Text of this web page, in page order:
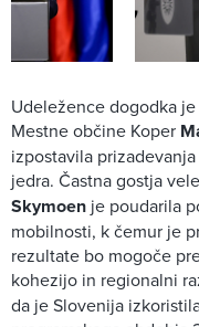
Udeležence dogodka
Mestne občine Koper
izpostavila
jedra. Častna gostja
Skymoen je poudarila
mobilnosti, k čemur je
rezultate bo mogoče
kohezijo in regionalni
da je Slovenija